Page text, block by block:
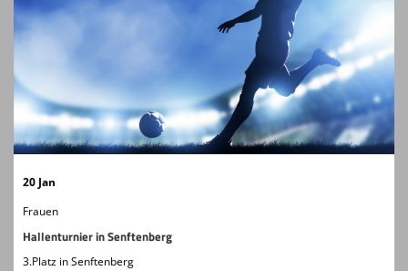
Trainingszeiten
Fanshop
Kontaktformular
20 Jan
Frauen
Hallenturnier in Senftenberg
3.Platz in Senftenberg